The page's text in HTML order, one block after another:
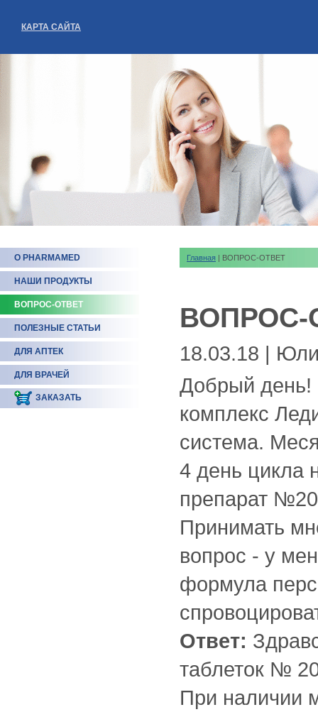
КАРТА САЙТА
О PHARMAMED
НАШИ ПРОДУКТЫ
ВОПРОС-ОТВЕТ
ПОЛЕЗНЫЕ СТАТЬИ
ДЛЯ АПТЕК
ДЛЯ ВРАЧЕЙ
ЗАКАЗАТЬ
Главная | ВОПРОС-ОТВЕТ
ВОПРОС-
18.03.18 |
Добрый день!
комплекс
система.
4 день цикла
препарат
Принимать
вопрос - у
формула
Ответ:
таблеток №
При наличии